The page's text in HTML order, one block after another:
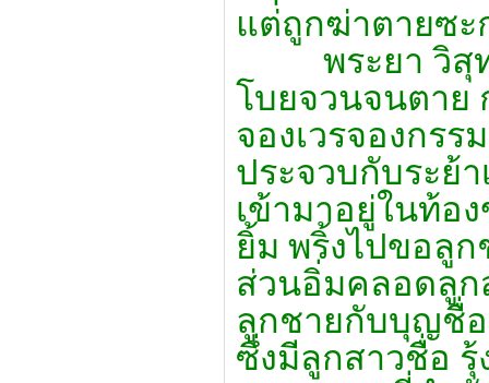
แต่ถูกฆ่าตายซะ
พระยา วิสุทธิ์
โบยจวนจนตาย
จองเวรจองกร
ประจวบกับระย้
เข้ามาอยู่ในท้อ
ยิ้ม พริ้งไปขอลูก
ส่วนอิ่มคลอดลูก
ลูกชายกับบุญชื่
ซึ่งมีลูกสาวชื่อ